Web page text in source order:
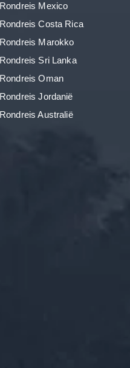
Rondreis Mexico
Rondreis Costa Rica
Rondreis Marokko
Rondreis Sri Lanka
Rondreis Oman
Rondreis Jordanië
Rondreis Australië